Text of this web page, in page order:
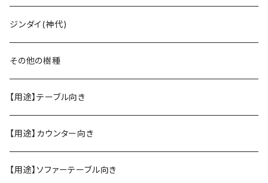
ジンダイ(神代)
その他の樹種
【用途】テーブル向き
【用途】カウンター向き
【用途】ソファーテーブル向き